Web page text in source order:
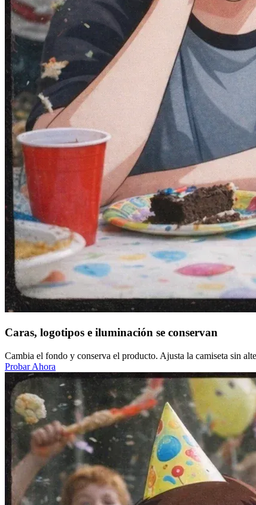
Caras, logotipos e iluminación se conservan
Cambia el fondo y conserva el producto. Ajusta la camiseta sin
Probar Ahora